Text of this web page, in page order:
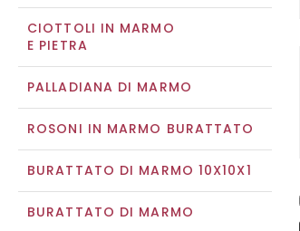
CIOTTOLI IN MARMO
E PIETRA
PALLADIANA DI MARMO
ROSONI IN MARMO BURATTATO
BURATTATO DI MARMO 10X10X1
BURATTATO DI MARMO